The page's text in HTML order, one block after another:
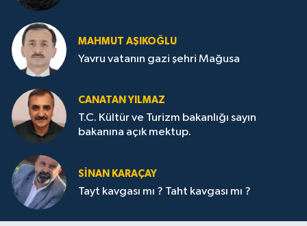
MAHMUT AŞIKOĞLU
Yavru vatanın gazi şehri Mağusa
CANATAN YILMAZ
T.C. Kültür ve Turizm bakanlığı sayın
bakanına açık mektup.
SİNAN KARAÇAY
Tayt kavgası mı ? Taht kavgası mı ?